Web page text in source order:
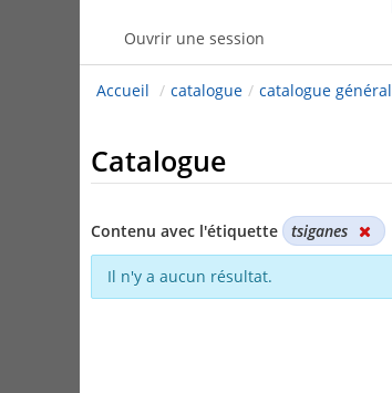
Ouvrir une session
Accueil / catalogue / catalogue général
Catalogue
Contenu avec l'étiquette tsiganes
Il n'y a aucun résultat.